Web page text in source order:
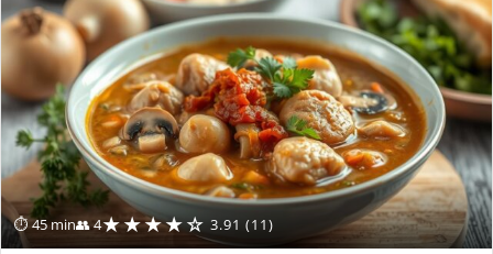
⏱ 45 min👥 4★★★★☆ 3.91 (11)